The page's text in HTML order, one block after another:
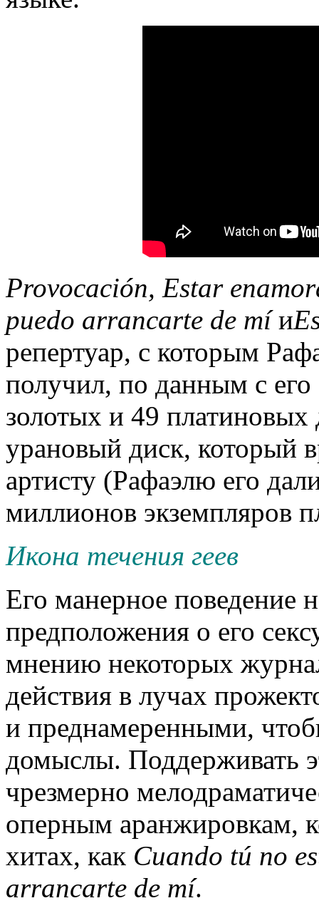
Provocación, Estar
puedo arrancarte de míи
репертуар, с которым
получил, по данным с
золотых и 49 платиновых
урановый диск, который
артисту (Рафаэлю его
миллионов экземпляров
Икона течения геев
Его манерное поведение
предположения о его
мнению некоторых
действия в лучах
и преднамеренными,
домыслы. Поддерживать
чрезмерно
оперным аранжировкам,
хитах, как Cuando tú no
arrancarte de mí.